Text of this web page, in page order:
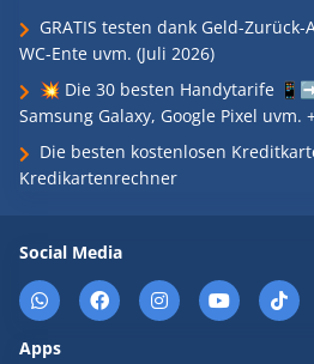
GRATIS testen dank Geld-Zurück-
WC-Ente uvm. (Juli 2026)
💥 Die 30 besten Handytarife
Samsung Galaxy, Google Pixel uvm.
Die besten kostenlosen
Kredikartenrechner
Social Media
Apps